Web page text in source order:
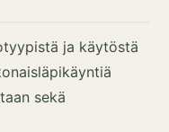
ja käytöstä
sekä